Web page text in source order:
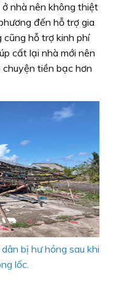
nhà nên không thiệt
đến hỗ trợ gia
hỗ trợ kinh phí
cất lại nhà mới nên
tiền bạc hơn
bị hư hỏng sau khi
lốc.